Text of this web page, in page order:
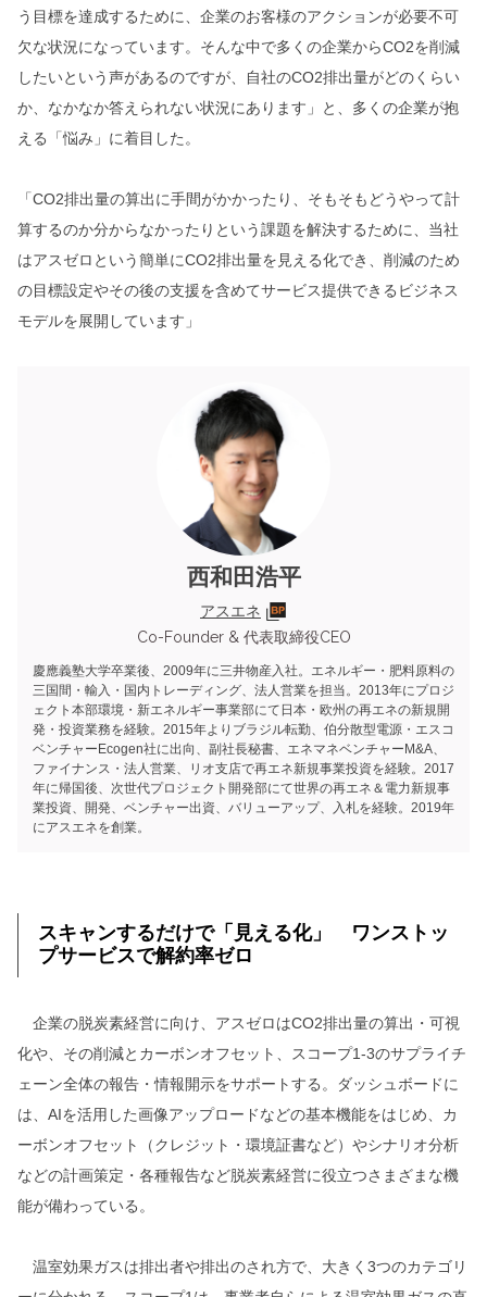
う目標を達成するために、企業のお客様のアクションが必要不可
欠な状況になっています。そんな中で多くの企業からCO2を削減
したいという声があるのですが、自社のCO2排出量がどのくらい
か、なかなか答えられない状況にあります」と、多くの企業が抱
える「悩み」に着目した。
「CO2排出量の算出に手間がかかったり、そもそもどうやって計
算するのか分からなかったりという課題を解決するために、当社
はアスゼロという簡単にCO2排出量を見える化でき、削減のため
の目標設定やその後の支援を含めてサービス提供できるビジネス
モデルを展開しています」
西和田浩平
アスエネ
Co-Founder & 代表取締役CEO
慶應義塾大学卒業後、2009年に三井物産入社。エネルギー・肥料原料の
三国間・輸入・国内トレーディング、法人営業を担当。2013年にプロジ
ェクト本部環境・新エネルギー事業部にて日本・欧州の再エネの新規開
発・投資業務を経験。2015年よりブラジル転勤、伯分散型電源・エスコ
ベンチャーEcogen社に出向、副社長秘書、エネマネベンチャーM&A、
ファイナンス・法人営業、リオ支店で再エネ新規事業投資を経験。2017
年に帰国後、次世代プロジェクト開発部にて世界の再エネ＆電力新規事
業投資、開発、ベンチャー出資、バリューアップ、入札を経験。2019年
にアスエネを創業。
スキャンするだけで「見える化」 ワンストッ
プサービスで解約率ゼロ
企業の脱炭素経営に向け、アスゼロはCO2排出量の算出・可視
化や、その削減とカーボンオフセット、スコープ1-3のサプライチ
ェーン全体の報告・情報開示をサポートする。ダッシュボードに
は、AIを活用した画像アップロードなどの基本機能をはじめ、カ
ーボンオフセット（クレジット・環境証書など）やシナリオ分析
などの計画策定・各種報告など脱炭素経営に役立つさまざまな機
能が備わっている。
温室効果ガスは排出者や排出のされ方で、大きく3つのカテゴリ